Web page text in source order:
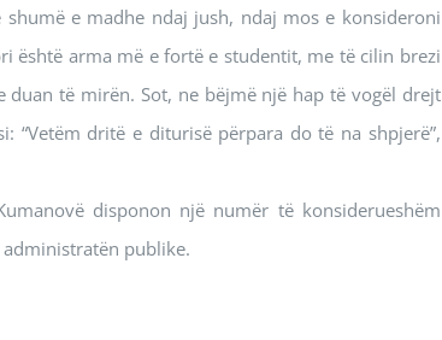
e madhe ndaj jush, ndaj mos e konsideroni
është arma më e fortë e studentit, me të cilin brezi
duan të mirën. Sot, ne bëjmë një hap të vogël drejt
“Vetëm dritë e diturisë përpara do të na shpjerë”,
disponon një numër të konsiderueshëm
publike.